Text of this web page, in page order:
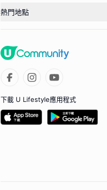
熱門地點
下載 U Lifestyle應用程式